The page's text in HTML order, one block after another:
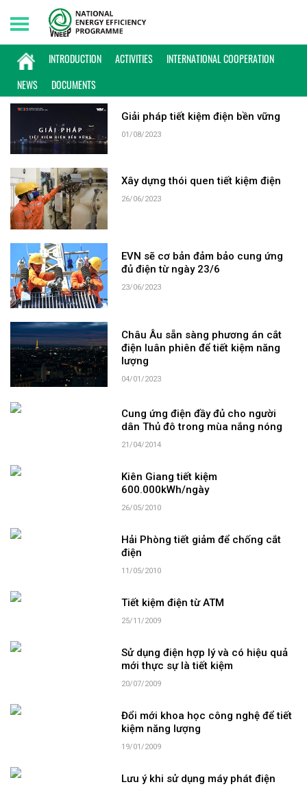
INTRODUCTION ACTIVITIES
INTERNATIONAL COOPERATION
NEWS
DOCUMENTS
Thursday, 06/08/2026 | 20:46 GMT+7
KEYWORD: CẮT ĐIỆN LUÂN PHIÊN
Giải pháp tiết kiệm điện bền vững
01/08/2023
Xây dựng thói quen tiết kiệm điện
26/06/2023
EVN sẽ cơ bản đảm bảo cung ứng
đủ điện từ ngày 23/6
23/06/2023
Châu Âu sẵn sàng phương án cắt
điện luân phiên để tiết kiệm năng
lượng
04/01/2023
Cung ứng điện đầy đủ cho người
dân Thủ đô trong mùa nắng nóng
21/04/2014
Kiên Giang tiết kiệm
600.000kWh/ngày
26/05/2010
Hải Phòng tiết giảm để chống cắt
điện
11/05/2010
Tiết kiệm điện từ ATM
25/11/2009
Sử dụng điện hợp lý và có hiệu quả
mới thực sự là tiết kiệm
20/07/2009
Đổi mới khoa học công nghệ để tiết
kiệm năng lượng
19/01/2009
Lưu ý khi sử dụng máy phát điện